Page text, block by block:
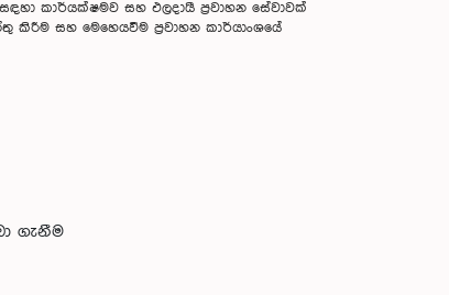
කාර්යක්ෂමව සහ ඵලදායී ප්‍රවාහන සේවාවක්
සහ මෙහෙයවීම ප්‍රවාහන කාර්යාංශයේ
ගැනීම